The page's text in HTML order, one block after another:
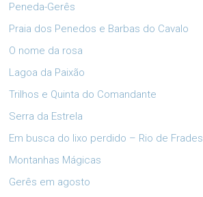
Peneda-Gerês
Praia dos Penedos e Barbas do Cavalo
O nome da rosa
Lagoa da Paixão
Trilhos e Quinta do Comandante
Serra da Estrela
Em busca do lixo perdido – Rio de Frades
Montanhas Mágicas
Gerês em agosto